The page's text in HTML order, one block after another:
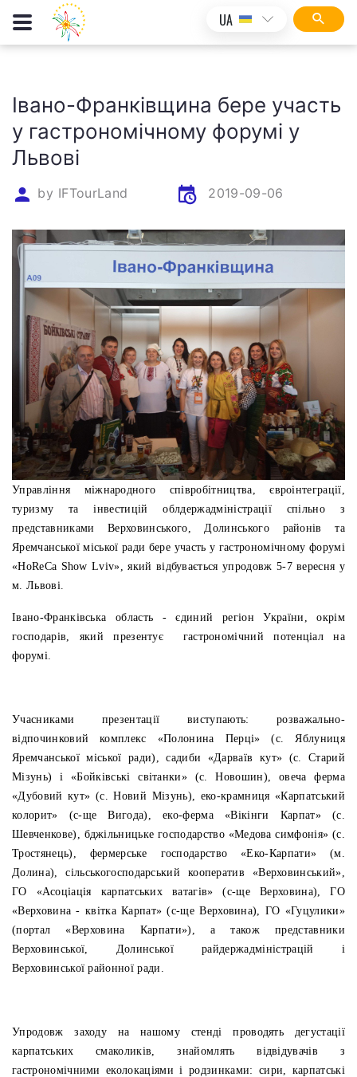
UA
Івано-Франківщина бере участь
у гастрономічному форумі у
Львові
by IFTourLand 2019-09-06
Управління міжнародного співробітництва, євроінтеграції,
туризму та інвестицій облдержадміністрації спільно з
представниками Верховинського, Долинського районів та
Яремчанської міської ради бере участь у гастрономічному форумі
«HoReCa Show Lviv», який відбувається упродовж 5-7 вересня у
м. Львові.
Івано-Франківська область - єдиний регіон України, окрім
господарів, який презентує гастрономічний потенціал на
форумі.
Учасниками презентації виступають: розважально-
відпочинковий комплекс «Полонина Перці» (с. Яблуниця
Яремчанської міської ради), садиби «Дарваїв кут» (с. Старий
Мізунь) і «Бойківські світанки» (с. Новошин), овеча ферма
«Дубовий кут» (с. Новий Мізунь), еко-крамниця «Карпатський
колорит» (с-ще Вигода), еко-ферма «Вікінги Карпат» (с.
Шевченкове), бджільницьке господарство «Медова симфонія» (с.
Тростянець), фермерське господарство «Еко-Карпати» (м.
Долина), сільськогосподарський кооператив «Верховинський»,
ГО «Асоціація карпатських ватагів» (с-ще Верховина), ГО
«Верховина - квітка Карпат» (с-ще Верховина), ГО «Гуцулики»
(портал «Верховина Карпати»), а також представники
Верховинської, Долинської райдержадміністрацій і
Верховинської районної ради.
Упродовж заходу на нашому стенді проводять дегустації
карпатських смаколиків, знайомлять відвідувачів з
гастрономічними еколокаціями і родзинками: сири, карпатські